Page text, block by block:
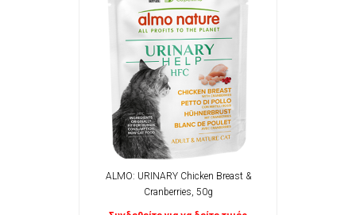
ALMO: URINARY Chicken Breast &
Cranberries, 50g